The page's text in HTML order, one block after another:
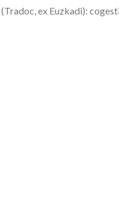
ex Euzkadi):